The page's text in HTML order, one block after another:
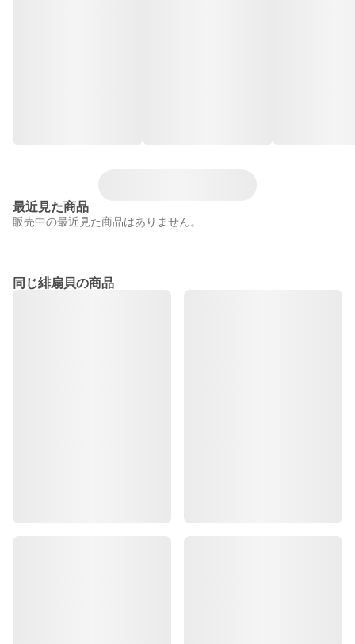
最近見た商品
販売中の最近見た商品はありません。
同じ緋扇貝の商品